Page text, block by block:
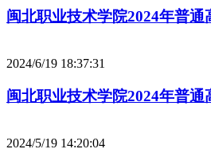
闽北职业技术学院2024年普通
2024/6/19 18:37:31
闽北职业技术学院2024年普
2024/5/19 14:20:04